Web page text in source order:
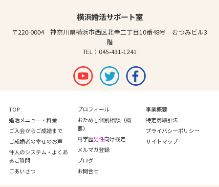
横浜婚活サポート室
〒220-0004 神奈川県横浜市西区北幸二丁目10番48号 むつみビル3
階
TEL：045-431-1241
TOP
婚活メニュー・料金
ご入会からご成婚まで
ご成婚者の幸せのお声
仲人のシステム・よくあ
るご質問
ごあいさつ
プロフィール
おためし個別相談（概
要）
高学歴男性向け検定
メルマガ登録
ブログ
お問合せ
事業概要
特定商取引法
プライバシーポリシー
サイトマップ